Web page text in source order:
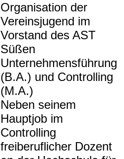
Organisation der
Vereinsjugend im
Vorstand des AST
Süßen
Unternehmensführung
(B.A.) und Controlling
(M.A.)
Neben seinem
Hauptjob im
Controlling
freiberuflicher Dozent